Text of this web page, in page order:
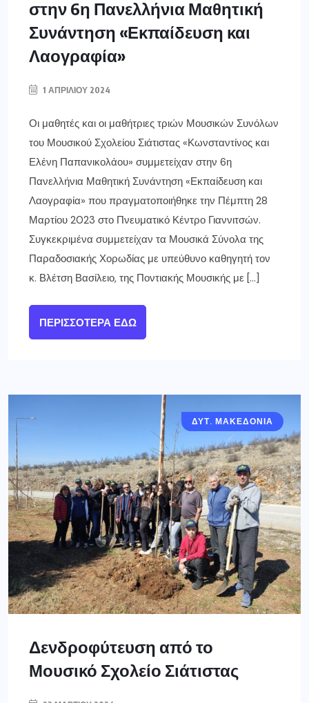
στην 6η Πανελλήνια Μαθητική
Συνάντηση «Εκπαίδευση και
Λαογραφία»
1 ΑΠΡΙΛΊΟΥ 2024
Οι μαθητές και οι μαθήτριες τριών Μουσικών Συνόλων
του Μουσικού Σχολείου Σιάτιστας «Κωνσταντίνος και
Ελένη Παπανικολάου» συμμετείχαν στην 6η
Πανελλήνια Μαθητική Συνάντηση «Εκπαίδευση και
Λαογραφία» που πραγματοποιήθηκε την Πέμπτη 28
Μαρτίου 2023 στο Πνευματικό Κέντρο Γιαννιτσών.
Συγκεκριμένα συμμετείχαν τα Μουσικά Σύνολα της
Παραδοσιακής Χορωδίας με υπεύθυνο καθηγητή τον
κ. Βλέτση Βασίλειο, της Ποντιακής Μουσικής με […]
ΠΕΡΙΣΣΌΤΕΡΑ ΕΔΏ
ΔΥΤ. ΜΑΚΕΔΟΝΙΑ
Δενδροφύτευση από το
Μουσικό Σχολείο Σιάτιστας